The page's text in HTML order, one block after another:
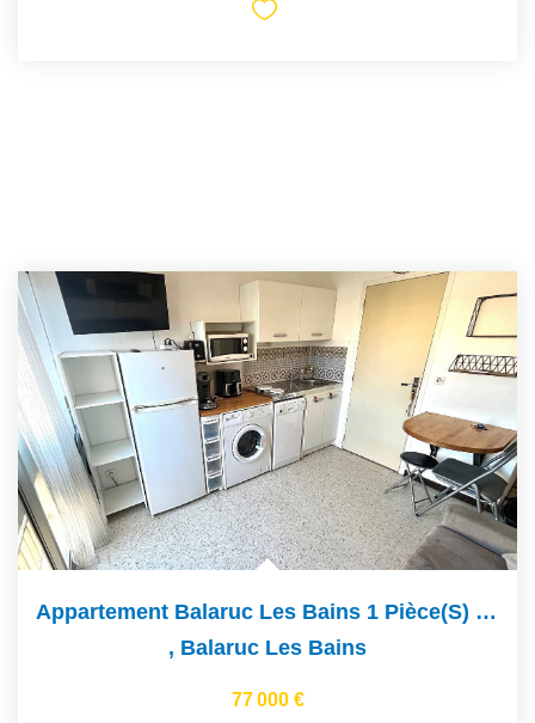
Appartement Balaruc Les Bains 1 Pièce(s) 14 M2
, Balaruc Les Bains
77 000 €